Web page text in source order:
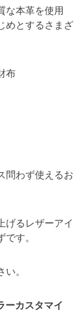
な本革を使用
めとするさまざ
布
問わず使えるお
げるレザーアイ
す。
。
ーカスタマイ